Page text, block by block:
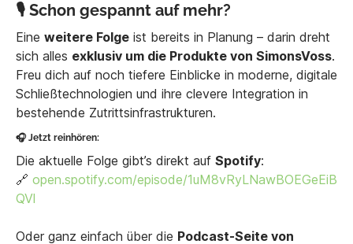
🎙️ Schon gespannt auf mehr?
Eine weitere Folge ist bereits in Planung – darin dreht
sich alles exklusiv um die Produkte von SimonsVoss.
Freu dich auf noch tiefere Einblicke in moderne, digitale
Schließtechnologien und ihre clevere Integration in
bestehende Zutrittsinfrastrukturen.
🎧 Jetzt reinhören:
Die aktuelle Folge gibt’s direkt auf Spotify:
🔗 open.spotify.com/episode/1uM8vRyLNawBOEGeEiB
QVl
Oder ganz einfach über die Podcast-Seite von